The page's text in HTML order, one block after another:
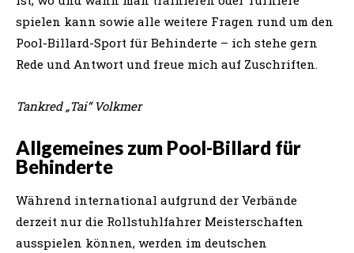
spielen kann sowie alle weitere Fragen rund um den
Pool-Billard-Sport für Behinderte – ich stehe gern
Rede und Antwort und freue mich auf Zuschriften.
Tankred „Tai“ Volkmer
Allgemeines zum Pool-Billard für
Behinderte
Während international aufgrund der Verbände
derzeit nur die Rollstuhlfahrer Meisterschaften
ausspielen können, werden im deutschen